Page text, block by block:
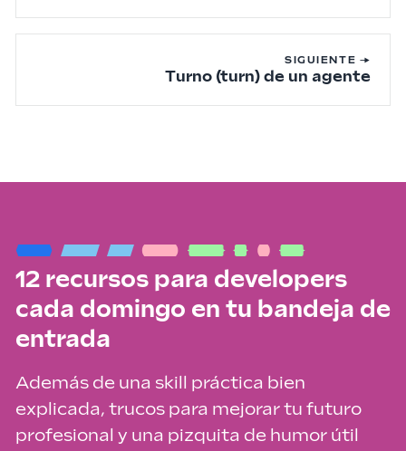
SIGUIENTE →
Turno (turn) de un agente
12 recursos para developers
cada domingo en tu bandeja de
entrada
Además de una skill práctica bien
explicada, trucos para mejorar tu futuro
profesional y una pizquita de humor útil